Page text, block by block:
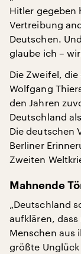
Hitler gegeben
Vertreibung
Deutschen.
glaube ich –
Die Zweifel,
Wolfgang
den Jahren
Deutschland
Die deutschen
Berliner
Zweiten
Mahnende
„Deutschland
aufklären,
Menschen aus
größte